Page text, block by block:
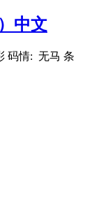
中文
码情: 无马 条